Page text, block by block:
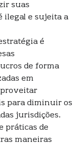
suas
ilegal e sujeita a
é
de forma
em
para diminuir os
jurisdições.
práticas de
maneiras